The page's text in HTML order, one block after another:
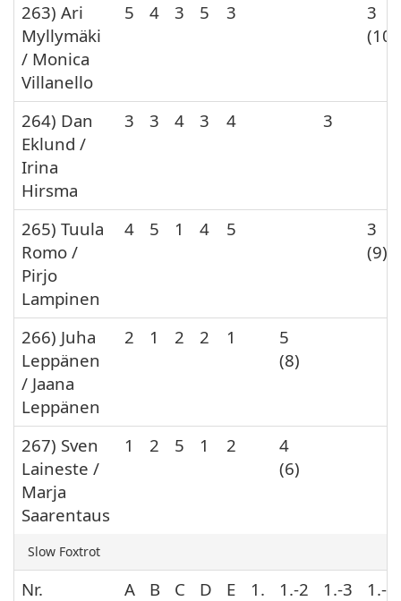
263) Ari
Myllymäki
/ Monica
Villanello
5 4 3 5 3
3
(10)
264) Dan
Eklund /
Irina
Hirsma
3 3 4 3 4 3
265) Tuula
Romo /
Pirjo
Lampinen
4 5 1 4 5
3
(9)
266) Juha
Leppänen
/ Jaana
Leppänen
2 1 2 2 1
5
(8)
267) Sven
Laineste /
Marja
Saarentaus
1 2 5 1 2
4
(6)
Slow Foxtrot
Nr. A B C D E 1. 1.-2 1.-3
1.-4